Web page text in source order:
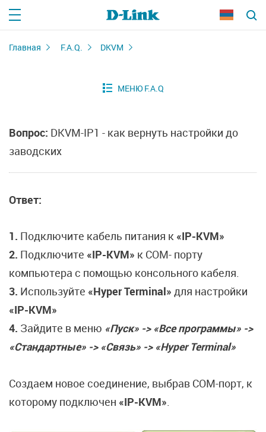
Главная F.A.Q. DKVM
Вопрос: DKVM-IP1 - как вернуть настройки до
заводских
Ответ:
1. Подключите кабель питания к «IP-KVM»
2. Подключите «IP-KVM» к COM- порту
компьютера с помощью консольного кабеля.
3. Используйте «Hyper Terminal» для настройки
«IP-KVM»
4. Зайдите в меню «Пуск» -> «Все программы» ->
«Стандартные» -> «Связь» -> «Hyper Terminal»
Создаем новое соединение, выбрав COM-порт, к
которому подключен «IP-KVM».